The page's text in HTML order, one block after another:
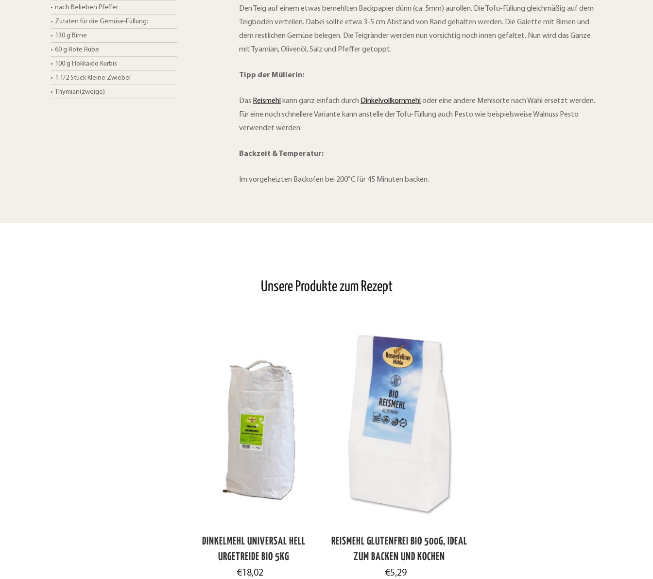
nach Belieben Pfeffer
Zutaten für die Gemüse-Füllung:
130 g Birne
60 g Rote Rübe
100 g Hokkaido Kürbis
1 1/2 Stück Kleine Zwiebel
Thymian(zweige)
Den Teig auf einem etwas bemehlten Backpapier dünn (ca. 5mm) aurollen. Die Tofu-Füllung gleichmäßig auf dem
Teigboden verteilen. Dabei sollte etwa 3-5 cm Abstand von Rand gehalten werden. Die Galette mit Birnen und
dem restlichen Gemüse belegen. Die Teigränder werden nun vorsichtig noch innen gefaltet. Nun wird das Ganze
mit Tyamian, Olivenöl, Salz und Pfeffer getoppt.
Tipp der Müllerin:
Das Reismehlkann ganz einfach durch Dinkelvollkornmehloder eine andere Mehlsorte nach Wahl ersetzt werden.
Für eine noch schnellere Variante kann anstelle der Tofu-Füllung auch Pesto wie beispielsweise Walnuss Pesto
verwendet werden.
Backzeit & Temperatur:
Im vorgeheizten Backofen bei 200°C für 45 Minuten backen.
Unsere Produkte zum Rezept
DINKELMEHL UNIVERSAL HELL
URGETREIDE BIO 5KG
€18,02
REISMEHL GLUTENFREI BIO 500G, IDEAL
ZUM BACKEN UND KOCHEN
€5,29